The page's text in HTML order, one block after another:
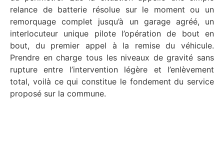
relance de batterie résolue sur le moment ou un
remorquage complet jusqu’à un garage agréé, un
interlocuteur unique pilote l’opération de bout en
bout, du premier appel à la remise du véhicule.
Prendre en charge tous les niveaux de gravité sans
rupture entre l’intervention légère et l’enlèvement
total, voilà ce qui constitue le fondement du service
proposé sur la commune.